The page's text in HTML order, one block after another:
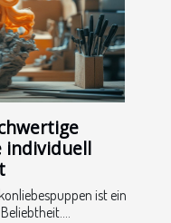
individuell
ist ein